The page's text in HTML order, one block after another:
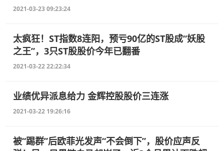
2021-03-23 09:23:24
太疯狂！ST指数8连阳，预亏90亿的ST股成“妖股
之王”，3只ST股股价今年已翻番
2021-03-22 22:22:34
业绩优异派息给力 金辉控股股价三连涨
2021-03-22 19:26:16
被“踢群”后欧菲光发声“不会倒下”，股价应声反